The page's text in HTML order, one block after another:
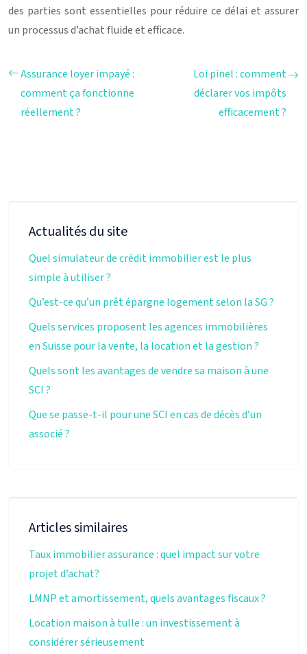
des parties sont essentielles pour réduire ce délai et assurer
un processus d’achat fluide et efficace.
Assurance loyer impayé :
comment ça fonctionne
réellement ?
Loi pinel : comment
déclarer vos impôts
efficacement ?
Actualités du site
Quel simulateur de crédit immobilier est le plus
simple à utiliser ?
Qu’est-ce qu’un prêt épargne logement selon la SG ?
Quels services proposent les agences immobilières
en Suisse pour la vente, la location et la gestion ?
Quels sont les avantages de vendre sa maison à une
SCI ?
Que se passe-t-il pour une SCI en cas de décès d’un
associé ?
Articles similaires
Taux immobilier assurance : quel impact sur votre
projet d’achat?
LMNP et amortissement, quels avantages fiscaux ?
Location maison à tulle : un investissement à
considérer sérieusement